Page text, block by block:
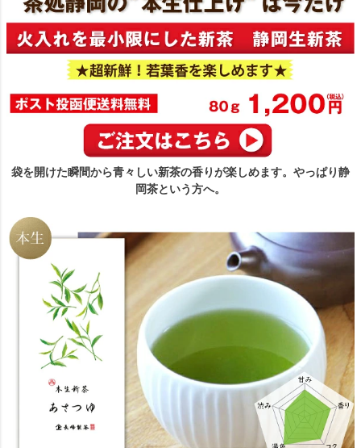
袋を開けた瞬間から青々しい新茶の香りが楽しめます。やっぱり静
岡茶という方へ。